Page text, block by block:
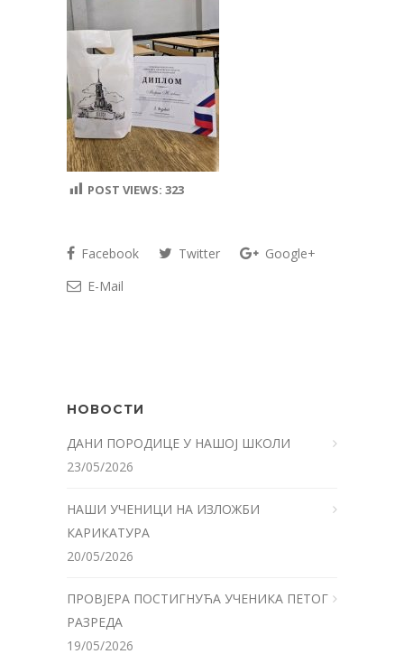
POST VIEWS: 323
Facebook Twitter
Google+
E-Mail
НОВОСТИ
ДАНИ ПОРОДИЦЕ У НАШОЈ ШКОЛИ
23/05/2026
НАШИ УЧЕНИЦИ НА ИЗЛОЖБИ
КАРИКАТУРА
20/05/2026
ПРОВЈЕРА ПОСТИГНУЋА УЧЕНИКА ПЕТОГ
РАЗРЕДА
19/05/2026